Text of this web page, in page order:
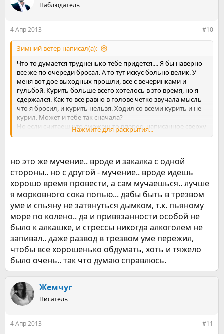
Наблюдатель
4 Апр 2013 #10
Зимний ветер написал(а):
Что то думается трудненько тебе придется.... Я бы наверно
все же по очереди бросал. А то тут искус больно велик. У
меня вот дое выходных прошли, все с вечеринками и
гульбой. Курить больше всего хотелось в это время, но я
сдержался. Как то все равно в голове четко звучала мысль
что я бросил, и курить нельзя. Ходил со всеми курить и не
курил. Может и тебе так сначала?
Но если считаеш что сможеш то вперед, написанное сверху
это всего лиш мое мнение.
Нажмите для раскрытия...
но это же мучение.. вроде и закалка с одной
стороны.. но с другой - мучение.. вроде идешь
хорошо время провести, а сам мучаешься.. лучше
я морковного сока попью... дабы быть в трезвом
уме и спьяну не затянуться дымком, т.к. пьяному
море по колено.. да и привязанности особой не
было к алкашке, и стрессы никогда алкоголем не
запивал.. даже развод в трезвом уме пережил,
чтобы все хорошенько обдумать, хоть и тяжело
было очень.. так что думаю справлюсь.
Жемчуг
Писатель
4 Апр 2013 #11